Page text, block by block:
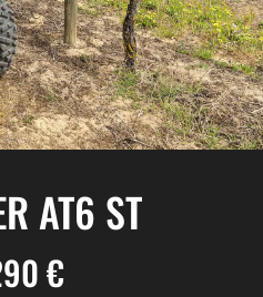
AT6 ST
€